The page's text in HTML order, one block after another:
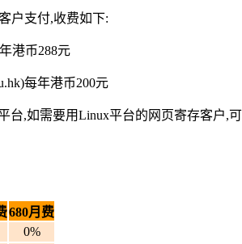
户支付,收费如下:
港币288元
每年港币200元
台,如需要用Linux平台的网页寄存客户,
680月费
0%